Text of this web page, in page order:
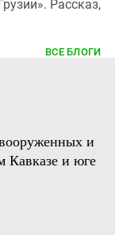
Рассказ,
ВСЕ БЛОГИ
и
Кавказе и юге